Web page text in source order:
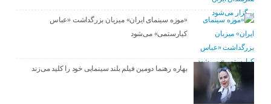
«موزه سینمای ایران» میزبان بزرگداشت «عباس
کیارستمی» می‌شود
بهاره رهنما دومین فیلم بلند سینمایی خود را کلید می‌زند